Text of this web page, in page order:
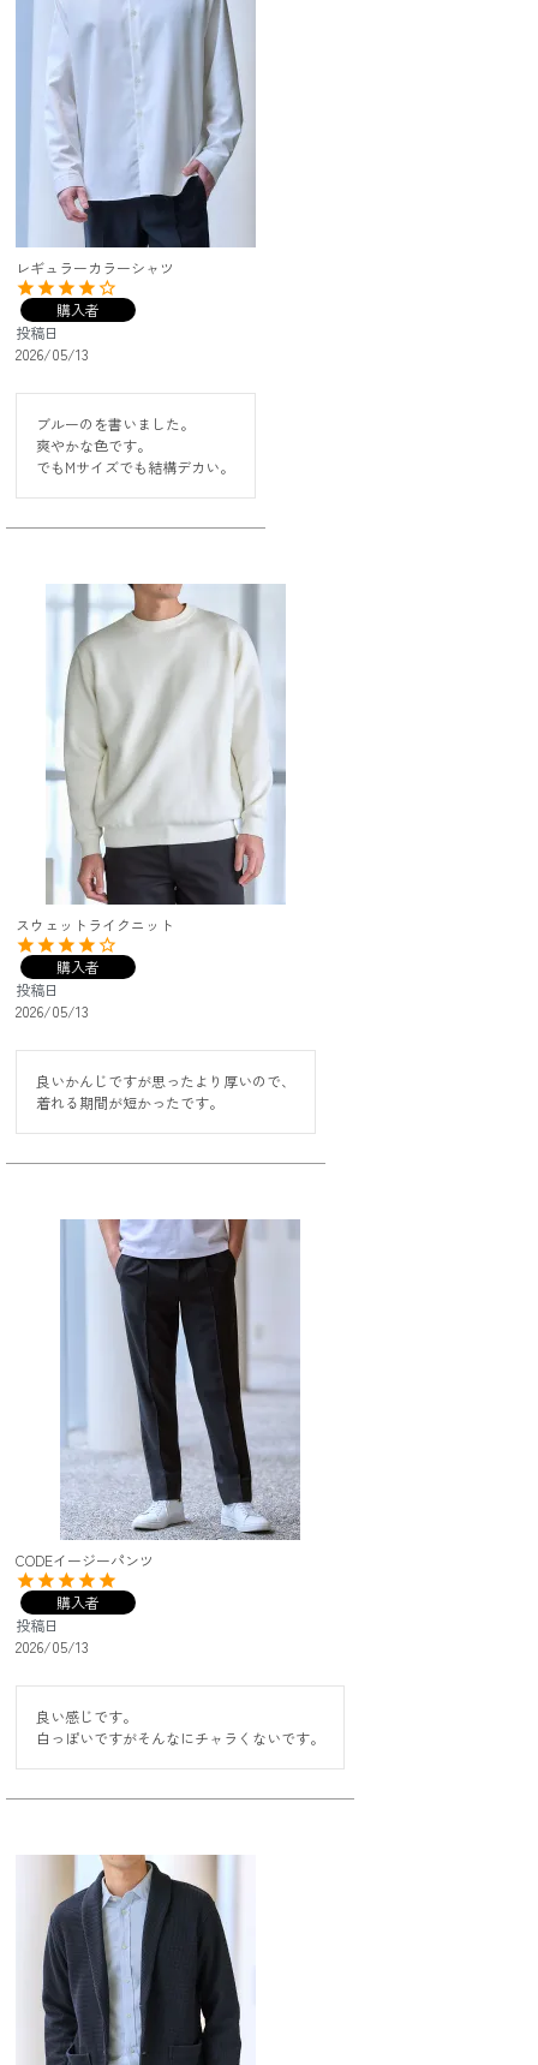
レギュラーカラーシャツ
購入者
投稿日
2026/05/13
ブルーのを書いました。
爽やかな色です。
でもMサイズでも結構デカい。
スウェットライクニット
購入者
投稿日
2026/05/13
良いかんじですが思ったより厚いので、
着れる期間が短かったです。
CODEイージーパンツ
購入者
投稿日
2026/05/13
良い感じです。
白っぽいですがそんなにチャラくないです。